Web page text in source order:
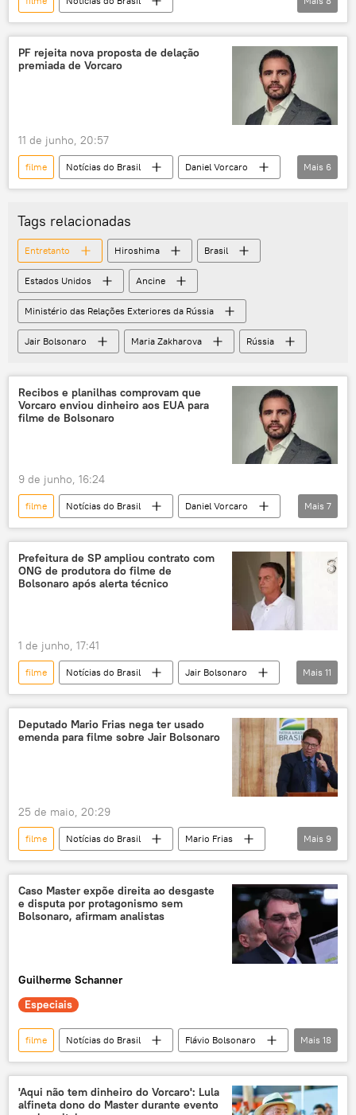
emendas parlamentares
desvio de dinheiro público
desvio de verbas públicas
Eduardo Bolsonaro
Daniel Vorcaro
Brasil
Flávio Bolsonaro
orçamento
Supremo Tribunal Federal (STF)
PF rejeita nova proposta de delação
premiada de Vorcaro
11 de junho, 20:57
filme Notícias do Brasil
Daniel Vorcaro
Polícia Federal (PF)
delação premiada
rejeição
investigação
Mais 6
Tags relacionadas
Entretanto Hiroshima Brasil
Estados Unidos Ancine
Ministério das Relações Exteriores da Rússia
Jair Bolsonaro Maria Zakharova Rússia
Recibos e planilhas comprovam que
Vorcaro enviou dinheiro aos EUA para
filme de Bolsonaro
9 de junho, 16:24
filme Notícias do Brasil
Daniel Vorcaro
Eduardo Bolsonaro
Estados Unidos
Brasil
Banco Master
EUA
transferência
dinheiro
Mais 7
Prefeitura de SP ampliou contrato com
ONG de produtora do filme de
Bolsonaro após alerta técnico
1 de junho, 17:41
filme Notícias do Brasil
Jair Bolsonaro
Brasil
orçamento
prefeitura
São Paulo
contrato
ONG
aditivo
prestação de contas
Mais 11
Deputado Mario Frias nega ter usado
emenda para filme sobre Jair Bolsonaro
25 de maio, 20:29
filme Notícias do Brasil
Mario Frias
Jair Bolsonaro
Daniel Vorcaro
Brasil
Supremo Tribunal Federal (STF)
Brasília
PL PSB
Mais 9
Caso Master expõe direita ao desgaste
e disputa por protagonismo sem
Bolsonaro, afirmam analistas
Guilherme Schanner
Especiais
filme Notícias do Brasil
Flávio Bolsonaro
Eduardo Bolsonaro
Jair Bolsonaro
Brasil
Supremo Tribunal Federal (STF)
Luiz Inácio Lula da Silva
governo Lula
Mais 18
'Aqui não tem dinheiro do Vorcaro': Lula
alfineta dono do Master durante evento